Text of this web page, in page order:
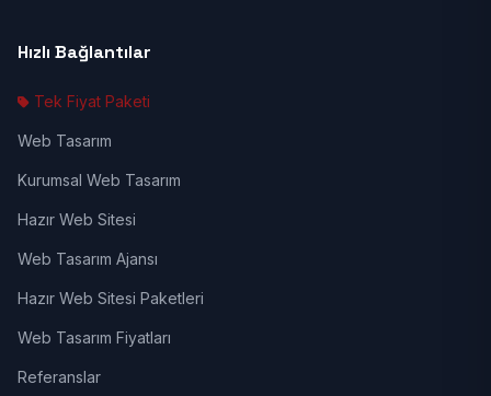
Hızlı Bağlantılar
Tek Fiyat Paketi
Web Tasarım
Kurumsal Web Tasarım
Hazır Web Sitesi
Web Tasarım Ajansı
Hazır Web Sitesi Paketleri
Web Tasarım Fiyatları
Referanslar